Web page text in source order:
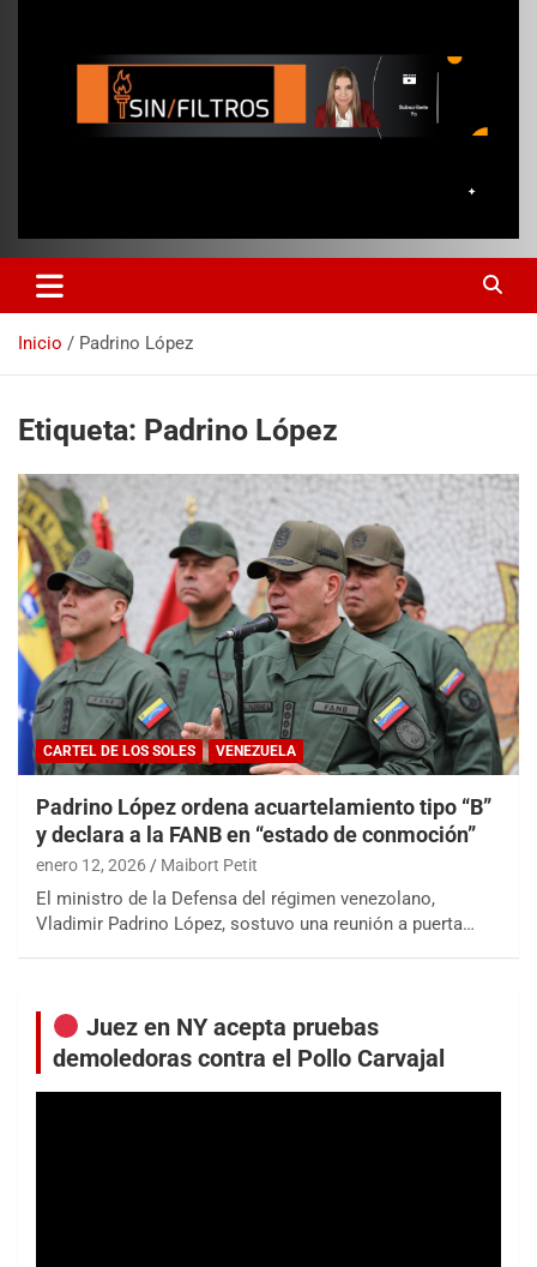
Inicio Padrino López
Etiqueta: Padrino López
CARTEL DE LOS SOLES VENEZUELA
Padrino López ordena acuartelamiento tipo “B”
y declara a la FANB en “estado de conmoción”
enero 12, 2026 Maibort Petit
El ministro de la Defensa del régimen venezolano,
Vladimir Padrino López, sostuvo una reunión a puerta…
Juez en NY acepta pruebas
demoledoras contra el Pollo Carvajal